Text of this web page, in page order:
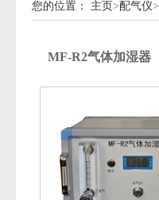
您的位置： 主页>配气仪>
MF-R2气体加湿器